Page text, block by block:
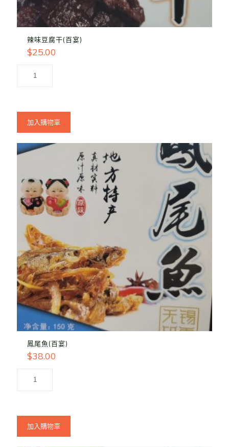
辣味豆腐干(百宴)
$25.00
加入購物車
鳳尾魚(百宴)
$38.00
加入購物車